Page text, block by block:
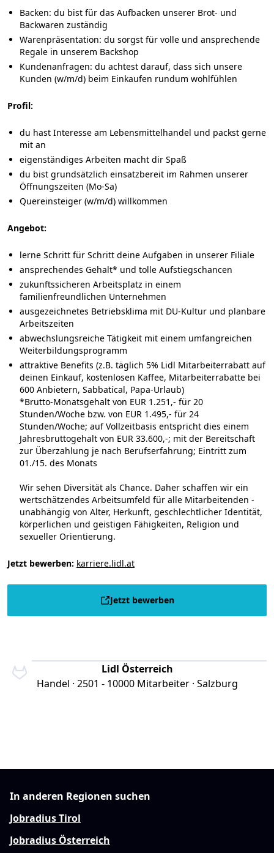
Backen: du bist für das Aufbacken unserer Brot- und
Backwaren zuständig
Warenpräsentation: du sorgst für volle und ansprechende
Regale in unserem Backshop
Kundenanfragen: du achtest darauf, dass sich unsere
Kunden (w/m/d) beim Einkaufen rundum wohlfühlen
Profil:
du hast Interesse am Lebensmittelhandel und packst gerne
mit an
eigenständiges Arbeiten macht dir Spaß
du bist grundsätzlich einsatzbereit im Rahmen unserer
Öffnungszeiten (Mo-Sa)
Quereinsteiger (w/m/d) willkommen
Angebot:
lerne Schritt für Schritt deine Aufgaben in unserer Filiale
ansprechendes Gehalt* und tolle Aufstiegschancen
zukunftssicheren Arbeitsplatz in einem
familienfreundlichen Unternehmen
ausgezeichnetes Betriebsklima mit DU-Kultur und planbare
Arbeitszeiten
abwechslungsreiche Tätigkeit mit einem umfangreichen
Weiterbildungsprogramm
attraktive Benefits (z.B. täglich 5% Lidl Mitarbeiterrabatt auf
deinen Einkauf, kostenlosen Kaffee, Mitarbeiterrabatte bei
600 Anbietern, Sabbatical, Papa-Urlaub)
*Brutto-Monatsgehalt von EUR 1.251,- für 20
Stunden/Woche bzw. von EUR 1.495,- für 24
Stunden/Woche; auf Vollzeitbasis entspricht dies einem
Jahresbruttogehalt von EUR 33.600,-; mit der Bereitschaft
zur Überzahlung je nach Berufserfahrung; Eintritt zum
01./15. des Monats
Wir sehen Diversität als Chance. Daher schaffen wir ein
wertschätzendes Arbeitsumfeld für alle Mitarbeitenden -
unabhängig von Alter, Herkunft, geschlechtlicher Identität,
körperlichen und geistigen Fähigkeiten, Religion und
sexueller Orientierung.
Jetzt bewerben: karriere.lidl.at
Jetzt bewerben
Lidl Österreich
Handel · 2501 - 10000 Mitarbeiter · Salzburg
In anderen Regionen suchen
Jobradius Tirol
Jobradius Österreich